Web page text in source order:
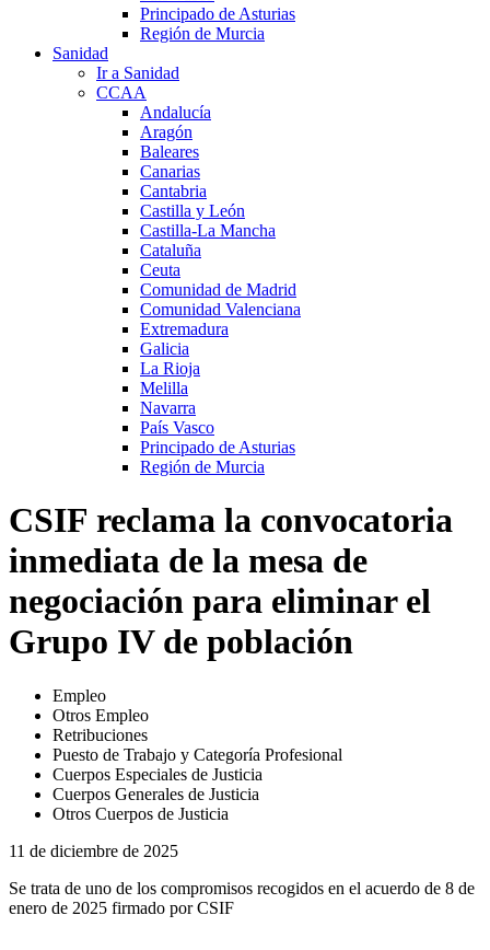
Principado de Asturias
Región de Murcia
Sanidad
Ir a Sanidad
CCAA
Andalucía
Aragón
Baleares
Canarias
Cantabria
Castilla y León
Castilla-La Mancha
Cataluña
Ceuta
Comunidad de Madrid
Comunidad Valenciana
Extremadura
Galicia
La Rioja
Melilla
Navarra
País Vasco
Principado de Asturias
Región de Murcia
CSIF reclama la convocatoria
inmediata de la mesa de
negociación para eliminar el
Grupo IV de población
Empleo
Otros Empleo
Retribuciones
Puesto de Trabajo y Categoría Profesional
Cuerpos Especiales de Justicia
Cuerpos Generales de Justicia
Otros Cuerpos de Justicia
11 de diciembre de 2025
Se trata de uno de los compromisos recogidos en el acuerdo de 8 de
enero de 2025 firmado por CSIF